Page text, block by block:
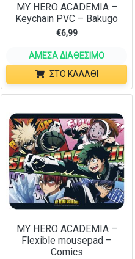
MY HERO ACADEMIA –
Keychain PVC – Bakugo
€6,99
ΆΜΕΣΑ ΔΙΑΘΈΣΙΜΟ
ΣΤΟ ΚΑΛΆΘΙ
MY HERO ACADEMIA –
Flexible mousepad –
Comics